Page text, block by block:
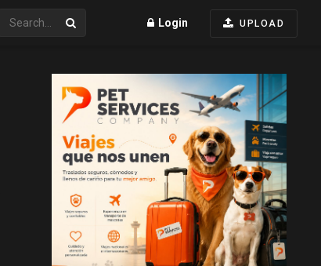
Login UPLOAD